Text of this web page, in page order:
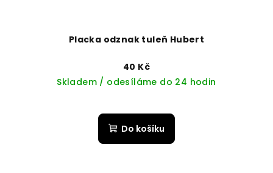
Placka odznak tuleň Hubert
40 Kč
Skladem / odesíláme do 24 hodin
Do košíku